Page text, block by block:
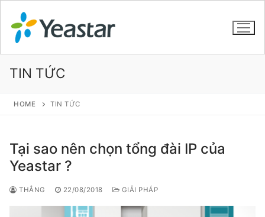
GIỚI THIỆU
VOIP PBX FOR SME
Tổng đài VoIP Yeastar S20
TIN TỨC
HOME TIN TỨC
Tại sao nên chọn tổng đài IP của
Yeastar ?
THẮNG 22/08/2018 GIẢI PHÁP